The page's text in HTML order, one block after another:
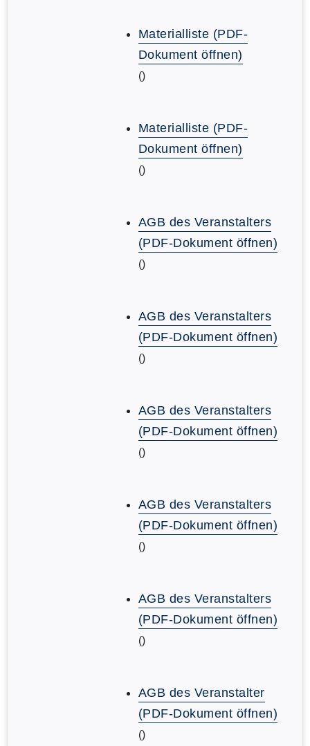
Materialliste (PDF-
Dokument öffnen)
()
Materialliste (PDF-
Dokument öffnen)
()
AGB des Veranstalters
(PDF-Dokument öffnen)
()
AGB des Veranstalters
(PDF-Dokument öffnen)
()
AGB des Veranstalters
(PDF-Dokument öffnen)
()
AGB des Veranstalters
(PDF-Dokument öffnen)
()
AGB des Veranstalters
(PDF-Dokument öffnen)
()
AGB des Veranstalter
(PDF-Dokument öffnen)
()